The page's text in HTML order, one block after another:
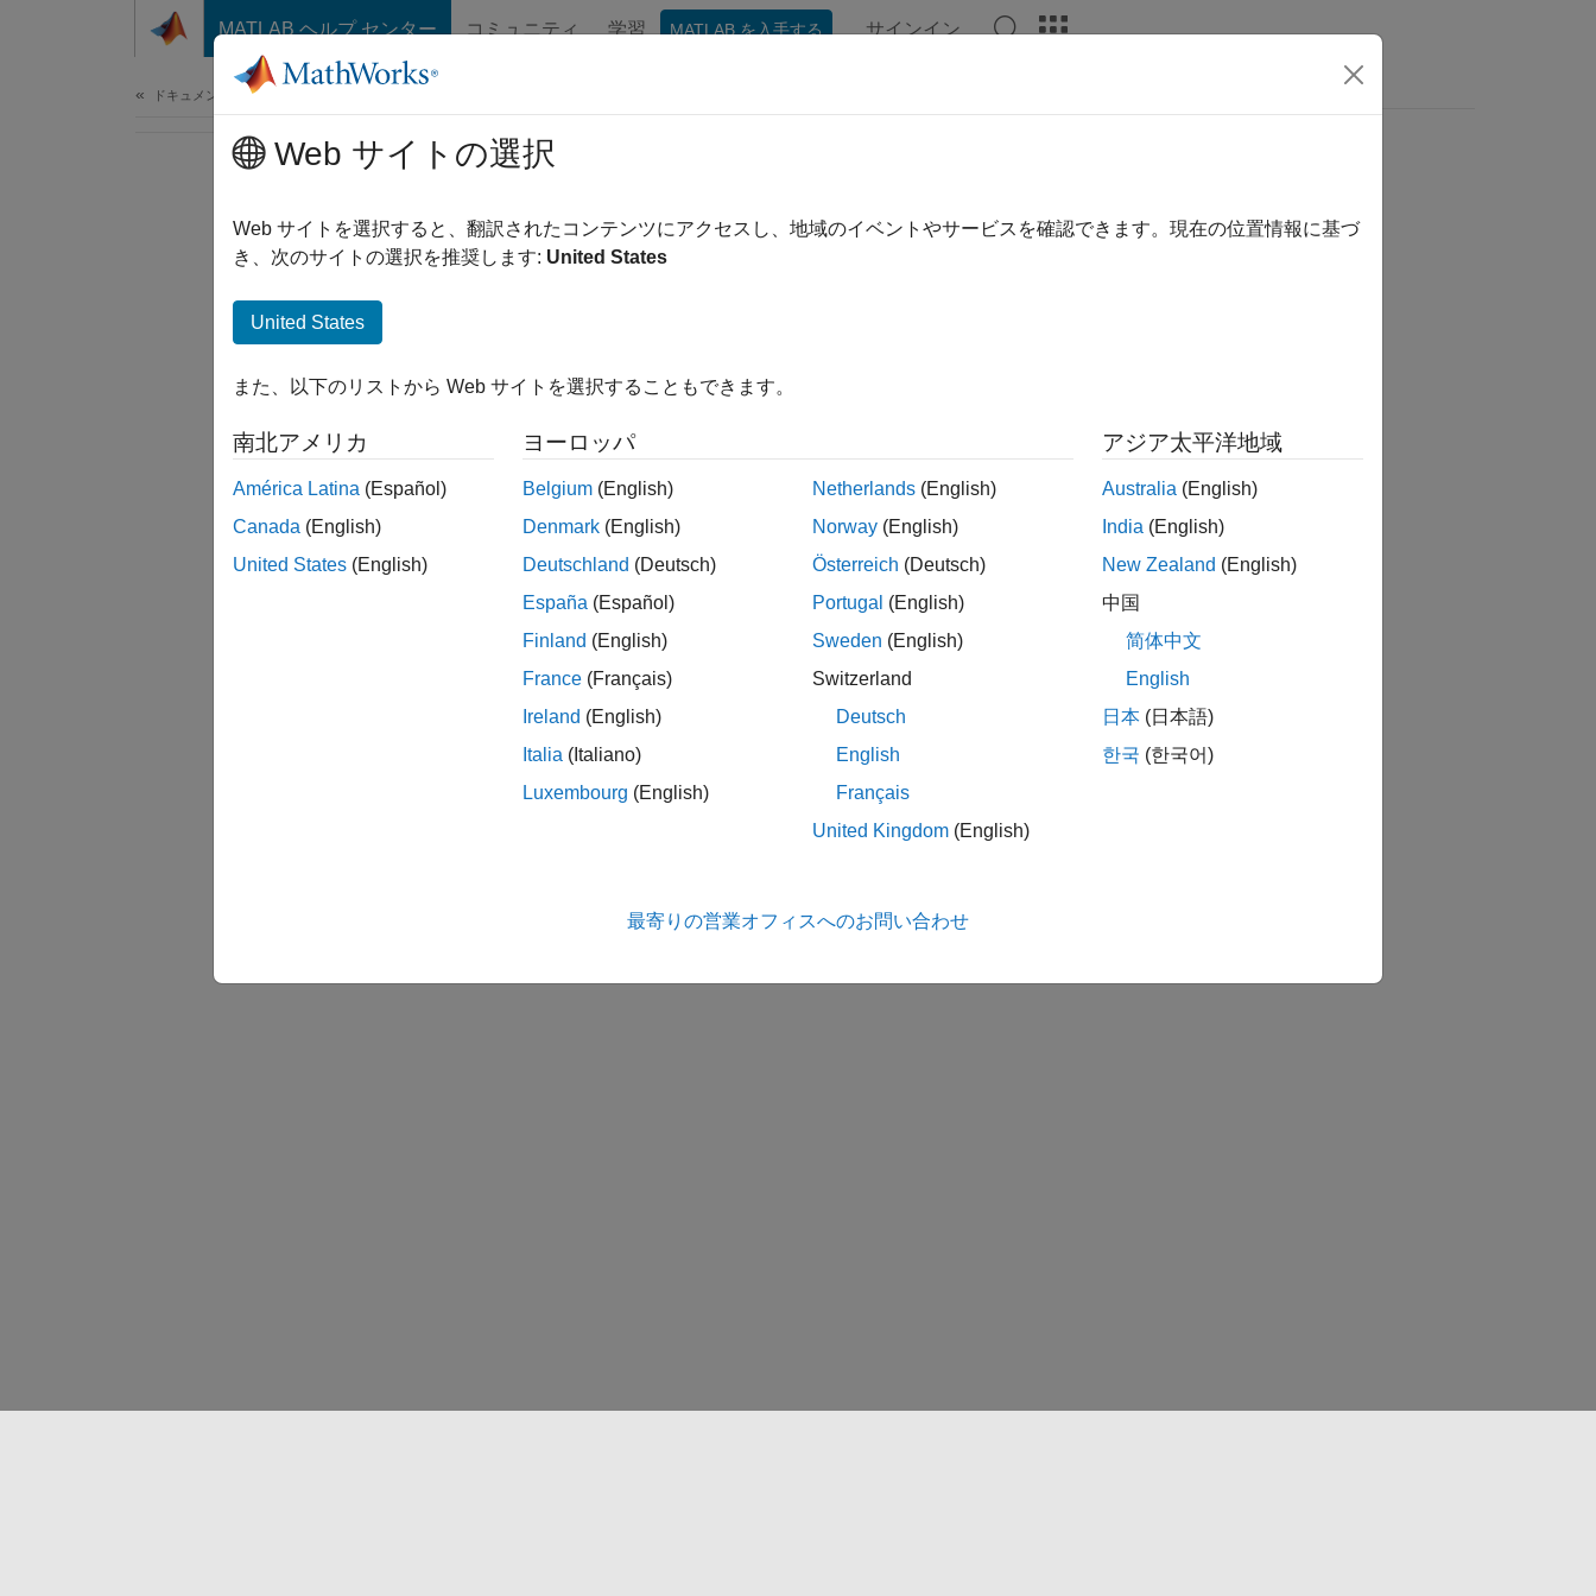
コンテンツへスキップ
MATLAB ヘルプ センター コミュニティ 学習 MATLAB を入手する サインイン
ドキュメンテーションのホーム
Web サイトの選択
Web サイトを選択すると、翻訳されたコンテンツにアクセスし、地域のイベントやサービスを確認できます。現在の位置情報に基づ
き、次のサイトの選択を推奨します: United States
United States
また、以下のリストから Web サイトを選択することもできます。
南北アメリカ
América Latina (Español)
Canada (English)
United States (English)
ヨーロッパ
Belgium (English)
Denmark (English)
Deutschland (Deutsch)
España (Español)
Finland (English)
France (Français)
Ireland (English)
Italia (Italiano)
Luxembourg (English)
Netherlands (English)
Norway (English)
Österreich (Deutsch)
Portugal (English)
Sweden (English)
Switzerland
Deutsch
English
Français
United Kingdom (English)
アジア太平洋地域
Australia (English)
India (English)
New Zealand (English)
中国
简体中文
English
日本 (日本語)
한국 (한국어)
最寄りの営業オフィスへのお問い合わせ